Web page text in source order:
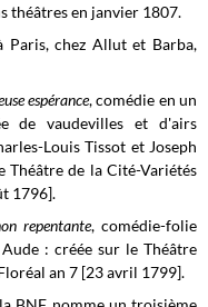
théâtres en janvier 1807.
Paris, chez Allut et Barba,
espérance, comédie en un
de vaudevilles et d'airs
Louis Tissot et Joseph
Théâtre de la Cité-Variétés
1796].
repentante, comédie-folie
: créée sur le Théâtre
an 7 [23 avril 1799].